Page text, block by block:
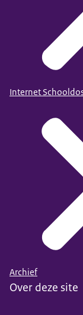
Internet
Archief
Over deze site